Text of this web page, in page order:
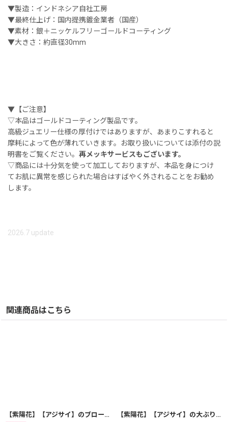
▼製造：インドネシア自社工房
▼最終仕上げ：国内提携鍍金業者（国産）
▼素材：銀＋ニッケルフリーゴールドコーティング
▼大きさ：約直径30mm
▼【ご注意】
▽本品はゴールドコーティング製品です。
高級ジュエリー仕様の厚付けではありますが、あまりこすれると
摩耗によって色が薄れていきます。お取り扱いについては添付の説
明書をご覧ください。 再メッキサービスもございます。
▽商品には十分気を使って加工しておりますが、本品を身につけ
てお肌に異常を感じられた場合はすばやく外されることをお勧め
します。
2026.7 update
関連商品はこちら
【紫陽花】【アジサイ】のブローチ・silver925・職人の技術の粋を極めた本格的な和風作品。 【紫陽花】【アジサイ】の大ぶりなペンダントトップ・ゴールド：職人の技術の粋を極めた作品。